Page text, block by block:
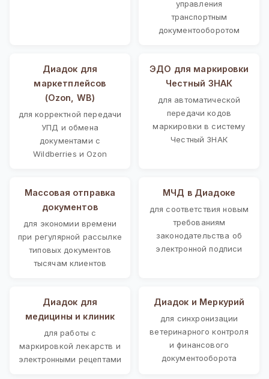
управления
транспортным
документооборотом
Диадок для
маркетплейсов
(Ozon, WB)
для корректной передачи
УПД и обмена
документами с
Wildberries и Ozon
ЭДО для маркировки
Честный ЗНАК
для автоматической
передачи кодов
маркировки в систему
Честный ЗНАК
Массовая отправка
документов
для экономии времени
при регулярной рассылке
типовых документов
тысячам клиентов
МЧД в Диадоке
для соответствия новым
требованиям
законодательства об
электронной подписи
Диадок для
медицины и клиник
для работы с
маркировкой лекарств и
электронными рецептами
Диадок и Меркурий
для синхронизации
ветеринарного контроля
и финансового
документооборота